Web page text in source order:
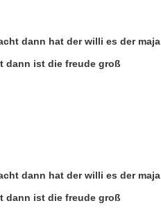
dann hat der willi es der maja
dann ist die freude groß
dann hat der willi es der maja
dann ist die freude groß